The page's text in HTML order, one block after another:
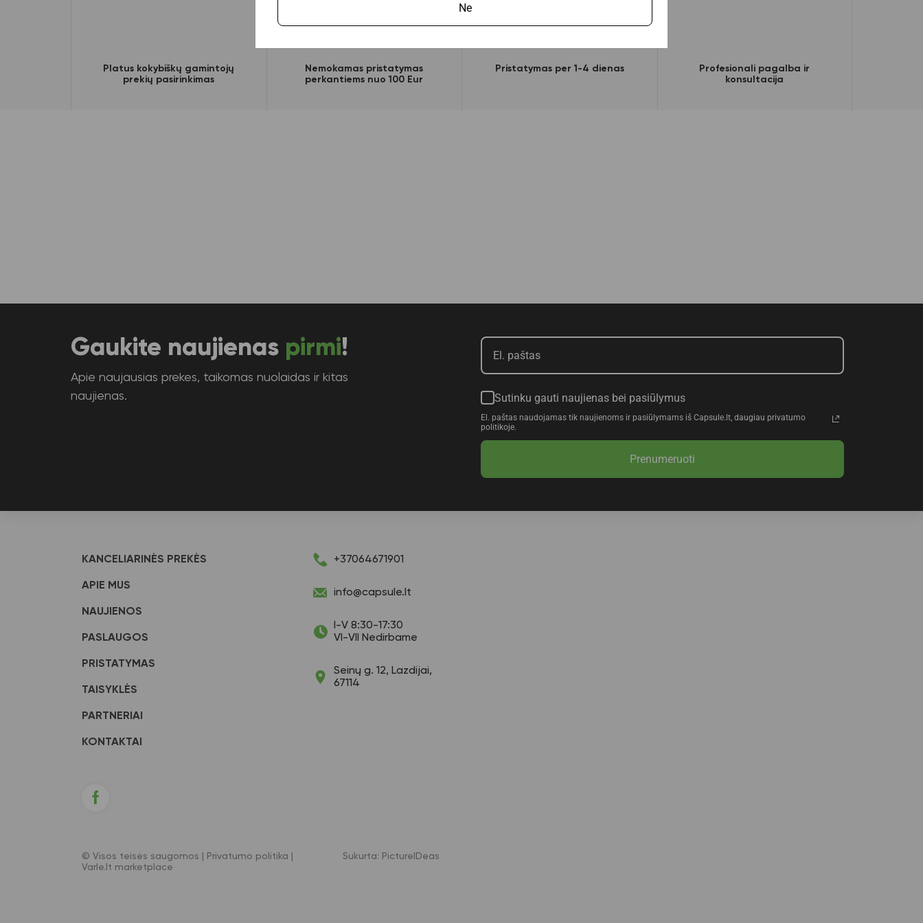
Platus kokybiškų gamintojų
prekių pasirinkimas
Nemokamas pristatymas
perkantiems nuo 100 Eur
Pristatymas per 1-4 dienas
Profesionali pagalba ir
konsultacija
Gaukite naujienas pirmi!
Apie naujausias prekes, taikomas nuolaidas ir kitas
naujienas.
Sutinku gauti naujienas bei pasiūlymus
El. paštas naudojamas tik naujienoms ir pasiūlymams iš Capsule.lt, daugiau privatumo
politikoje.
Prenumeruoti
KANCELIARINĖS PREKĖS
APIE MUS
NAUJIENOS
PASLAUGOS
PRISTATYMAS
TAISYKLĖS
PARTNERIAI
KONTAKTAI
+37064671901
info@capsule.lt
I-V 8:30-17:30
VI-VII Nedirbame
Seinų g. 12, Lazdijai,
67114
© Visos teisės saugomos | Privatumo politika
Varle.lt marketplace
Sukurta: PictureIDeas
Ne